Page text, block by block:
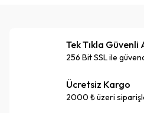
Tek Tıkla Güvenli
256 Bit SSL ile
Ücretsiz Kargo
2000 ₺ üzeri